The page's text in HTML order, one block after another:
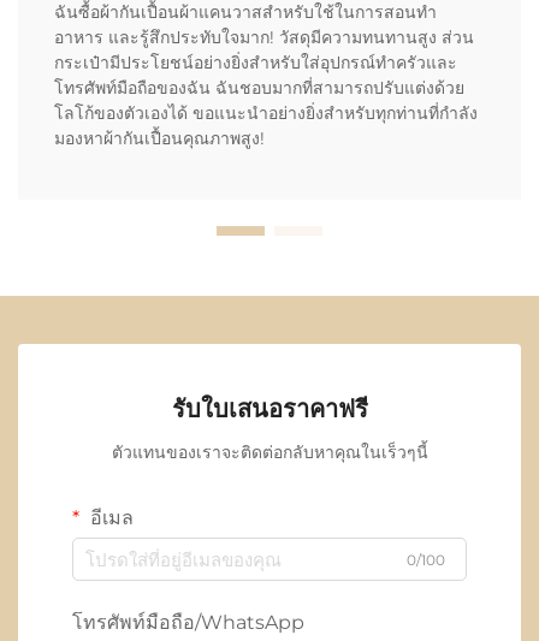
ฉันซื้อผ้ากันเปื้อนผ้าแคนวาสสำหรับใช้ในการสอนทำ
อาหาร และรู้สึกประทับใจมาก! วัสดุมีความทนทานสูง ส่วน
กระเป๋ามีประโยชน์อย่างยิ่งสำหรับใส่อุปกรณ์ทำครัวและ
โทรศัพท์มือถือของฉัน ฉันชอบมากที่สามารถปรับแต่งด้วย
โลโก้ของตัวเองได้ ขอแนะนำอย่างยิ่งสำหรับทุกท่านที่กำลัง
มองหาผ้ากันเปื้อนคุณภาพสูง!
รับใบเสนอราคาฟรี
ตัวแทนของเราจะติดต่อกลับหาคุณในเร็วๆนี้
อีเมล
0/100
โทรศัพท์มือถือ/WhatsApp